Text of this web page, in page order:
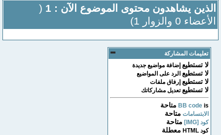
الذين يشاهدون محتوى الموضوع الآن : 1
(
الأعضاء 0 والزوار 1)
تعليمات المشاركة
لا تستطيعإضافة مواضيع جديدة
لا تستطيعالرد على المواضيع
لا تستطيعإرفاق ملفات
لا تستطيعتعديل مشاركاتك
BB codeis متاحة
الابتسامات متاحة
كود [IMG] متاحة
كود HTML معطلة